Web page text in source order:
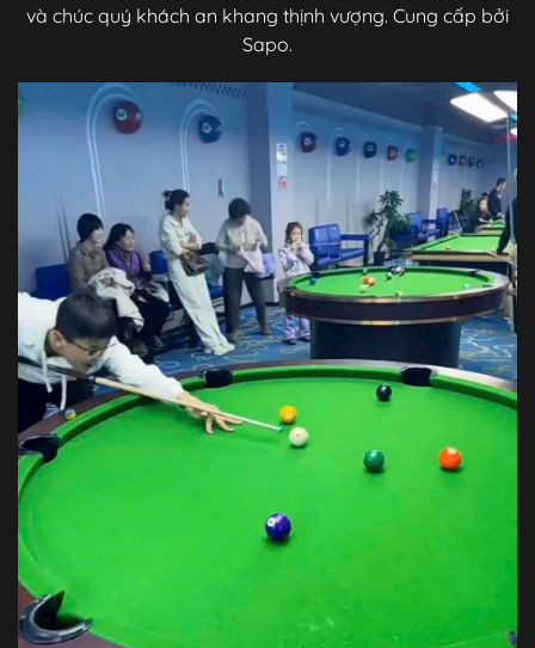
và chúc quý khách an khang thịnh vượng. Cung cấp bởi
Sapo.